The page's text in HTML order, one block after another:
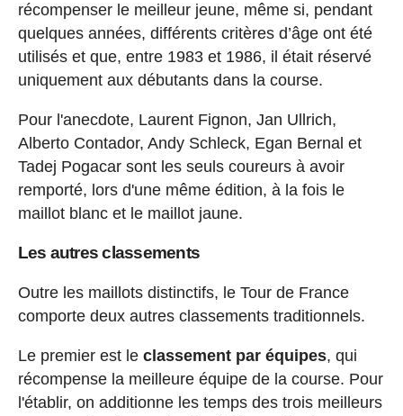
récompenser le meilleur jeune, même si, pendant
quelques années, différents critères d’âge ont été
utilisés et que, entre 1983 et 1986, il était réservé
uniquement aux débutants dans la course.
Pour l'anecdote, Laurent Fignon, Jan Ullrich,
Alberto Contador, Andy Schleck, Egan Bernal et
Tadej Pogacar sont les seuls coureurs à avoir
remporté, lors d'une même édition, à la fois le
maillot blanc et le maillot jaune.
Les autres classements
Outre les maillots distinctifs, le Tour de France
comporte deux autres classements traditionnels.
Le premier est le classement par équipes, qui
récompense la meilleure équipe de la course. Pour
l'établir, on additionne les temps des trois meilleurs